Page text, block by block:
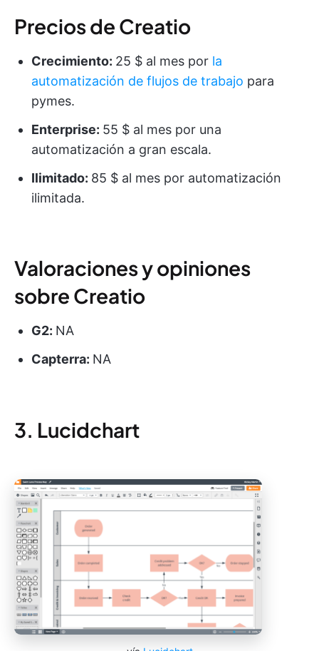
Precios de Creatio
Crecimiento: 25 $ al mes por la
automatización de flujos de trabajo para
pymes.
Enterprise: 55 $ al mes por una
automatización a gran escala.
Ilimitado: 85 $ al mes por automatización
ilimitada.
Valoraciones y opiniones
sobre Creatio
G2: NA
Capterra: NA
3. Lucidchart